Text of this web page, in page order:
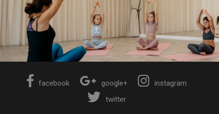
facebook google+
instagram
twitter